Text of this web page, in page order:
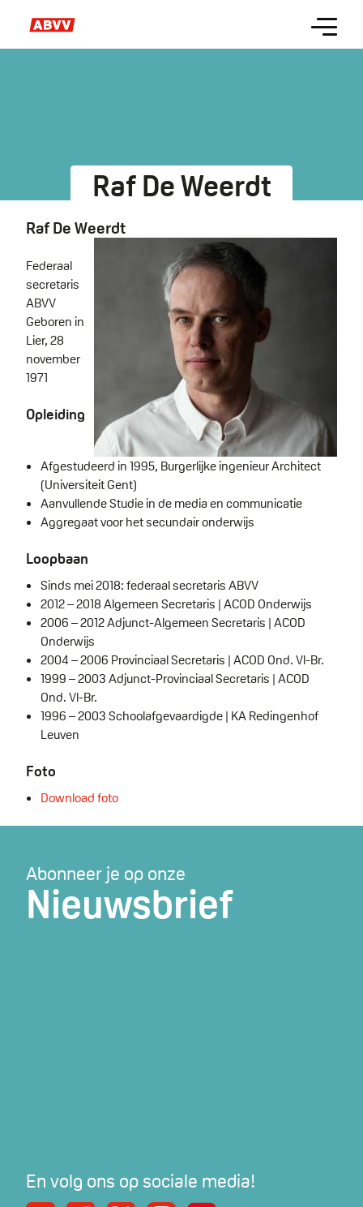
main
Menu
Raf De Weerdt
Raf De Weerdt
Federaal
secretaris
ABVV
Geboren in
Lier, 28
november
1971
Opleiding
Afgestudeerd in 1995, Burgerlijke ingenieur Architect
(Universiteit Gent)
Aanvullende Studie in de media en communicatie
Aggregaat voor het secundair onderwijs
Loopbaan
Sinds mei 2018: federaal secretaris ABVV
2012 – 2018 Algemeen Secretaris | ACOD Onderwijs
2006 – 2012 Adjunct-Algemeen Secretaris | ACOD
Onderwijs
2004 – 2006 Provinciaal Secretaris | ACOD Ond. Vl-Br.
1999 – 2003 Adjunct-Provinciaal Secretaris | ACOD
Ond. Vl-Br.
1996 – 2003 Schoolafgevaardigde | KA Redingenhof
Leuven
Foto
Download foto
Abonneer je op onze
Nieuwsbrief
En volg ons op sociale media!